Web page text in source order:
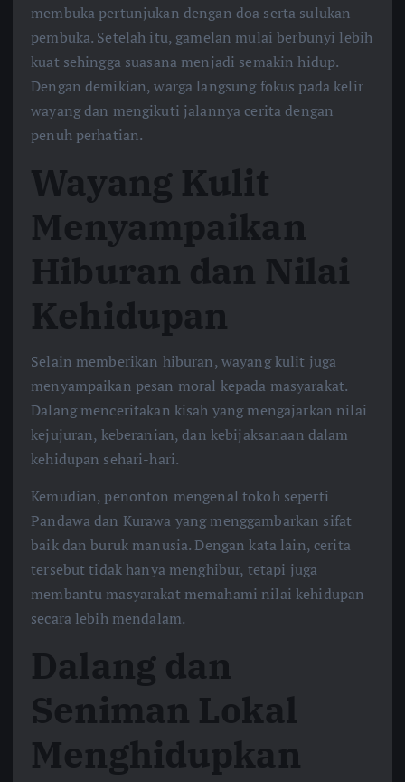
membuka pertunjukan dengan doa serta sulukan
pembuka. Setelah itu, gamelan mulai berbunyi lebih
kuat sehingga suasana menjadi semakin hidup.
Dengan demikian, warga langsung fokus pada kelir
wayang dan mengikuti jalannya cerita dengan
penuh perhatian.
Wayang Kulit
Menyampaikan
Hiburan dan Nilai
Kehidupan
Selain memberikan hiburan, wayang kulit juga
menyampaikan pesan moral kepada masyarakat.
Dalang menceritakan kisah yang mengajarkan nilai
kejujuran, keberanian, dan kebijaksanaan dalam
kehidupan sehari-hari.
Kemudian, penonton mengenal tokoh seperti
Pandawa dan Kurawa yang menggambarkan sifat
baik dan buruk manusia. Dengan kata lain, cerita
tersebut tidak hanya menghibur, tetapi juga
membantu masyarakat memahami nilai kehidupan
secara lebih mendalam.
Dalang dan
Seniman Lokal
Menghidupkan